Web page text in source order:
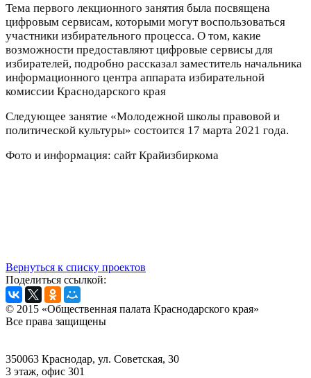
Тема первого лекционного занятия была посвящена
цифровым сервисам, которыми могут воспользоваться
участники избирательного процесса. О том, какие
возможности предоставляют цифровые сервисы для
избирателей, подробно рассказал заместитель начальника
информационного центра аппарата избирательной
комиссии Краснодарского края
Следующее занятие «Молодежной школы правовой и
политической культуры» состоится 17 марта 2021 года.
Фото и информация: сайт Крайизбиркома
Вернуться к списку проектов
Поделиться ссылкой:
© 2015 «Общественная палата Краснодарского края»
Все права защищены
350063 Краснодар, ул. Советская, 30
3 этаж, офис 301